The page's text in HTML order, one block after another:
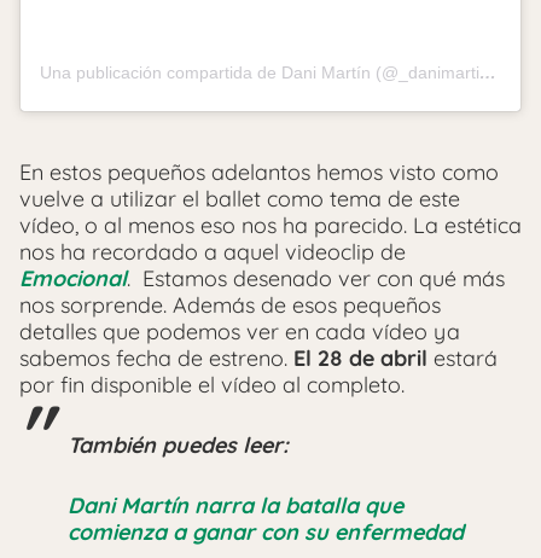
Una publicación compartida de Dani Martín (@_danimartin_)
En estos pequeños adelantos hemos visto como
vuelve a utilizar el ballet como tema de este
vídeo, o al menos eso nos ha parecido. La estética
nos ha recordado a aquel videoclip de
Emocional. Estamos desenado ver con qué más
nos sorprende. Además de esos pequeños
detalles que podemos ver en cada vídeo ya
sabemos fecha de estreno. El 28 de abril estará
por fin disponible el vídeo al completo.
También puedes leer:
Dani Martín narra la batalla que
comienza a ganar con su enfermedad